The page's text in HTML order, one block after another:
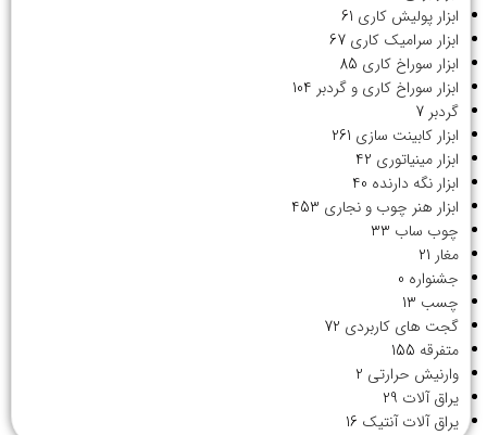
ابزار پولیش کاری 61
ابزار سرامیک کاری 67
ابزار سوراخ کاری 85
ابزار سوراخ کاری و گردبر 104
گردبر 7
ابزار کابینت سازی 261
ابزار مینیاتوری 42
ابزار نگه دارنده 40
ابزار هنر چوب و نجاری 453
چوب ساب 33
مغار 21
جشنواره 0
چسب 13
گجت های کاربردی 72
متفرقه 155
وارنیش حرارتی 2
یراق آلات 29
یراق آلات آنتیک 16